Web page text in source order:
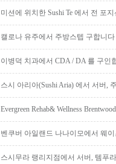
미션에 위치한 Sushi Te 에서 전 포
캘로나 유주에서 주방스텝 구합니다
이병덕 치과에서 CDA / DA 를 구인
스시 아리아(Sushi Aria) 에서 서버,
Evergreen Rehab& Wellness
벤쿠버 아일랜드 나나이모에서 웨
스시무라 랭리지점에서 서버, 템푸